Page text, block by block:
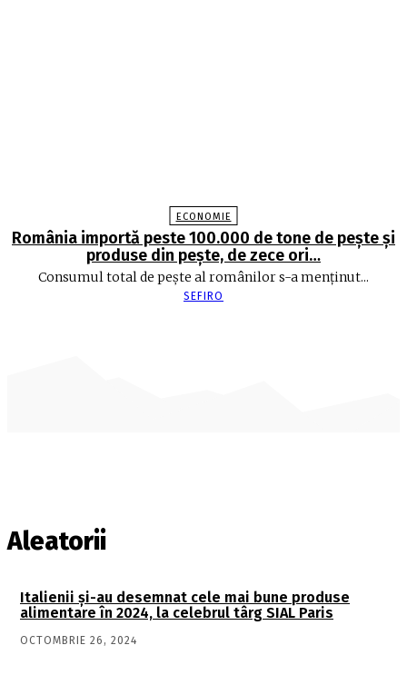
ECONOMIE
România importă peste 100.000 de tone de peşte şi
produse din peşte, de zece ori…
Consumul total de peşte al ro­mâ­nilor s-a menţinut...
SEFIRO
Aleatorii
Italienii și-au desemnat cele mai bune produse
alimentare în 2024, la celebrul târg SIAL Paris
OCTOMBRIE 26, 2024